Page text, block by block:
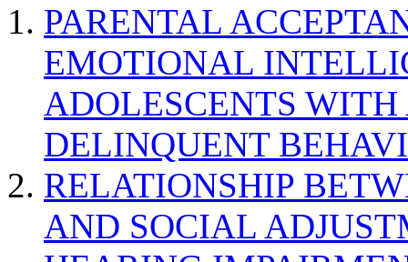
PARENTAL
EMOTIONAL
ADOLESCENTS
DELINQUENT
RELATIONSHIP
AND SOCIAL